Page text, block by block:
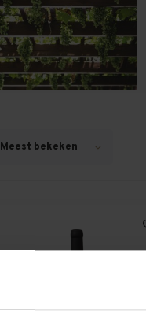
Meest bekeken